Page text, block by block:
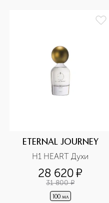
ETERNAL JOURNEY
H1 HEART Духи
28 620¤
31 800 ¤
100 мл